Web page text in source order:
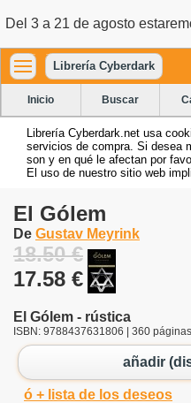
Del 3 a 21 de agosto
Librería Cyberdark
Inicio Buscar
Librería Cyberdark.net usa
servicios de compra. Si desea
son y en qué le afectan por
El uso de nuestro sitio web
El Gólem
De Gustav Meyrink
18.50 €
17.58 €
El Gólem - rústica
ISBN: 9788437631806 | 360
añadir
ó + lista de los deseos